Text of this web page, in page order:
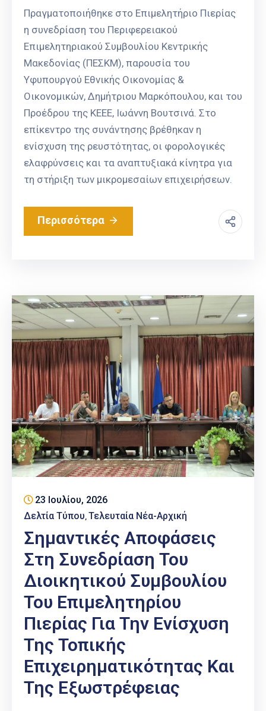
Πραγματοποιήθηκε στο Επιμελητήριο Πιερίας
η συνεδρίαση του Περιφερειακού
Επιμελητηριακού Συμβουλίου Κεντρικής
Μακεδονίας (ΠΕΣΚΜ), παρουσία του
Υφυπουργού Εθνικής Οικονομίας &
Οικονομικών, Δημήτριου Μαρκόπουλου, και του
Προέδρου της ΚΕΕΕ, Ιωάννη Βουτσινά. Στο
επίκεντρο της συνάντησης βρέθηκαν η
ενίσχυση της ρευστότητας, οι φορολογικές
ελαφρύνσεις και τα αναπτυξιακά κίνητρα για
τη στήριξη των μικρομεσαίων επιχειρήσεων.
Περισσότερα
23 Ιουλίου, 2026
Δελτία Τύπου‚ Τελευταία Νέα-Αρχική
Σημαντικές Αποφάσεις
Στη Συνεδρίαση Του
Διοικητικού Συμβουλίου
Του Επιμελητηρίου
Πιερίας Για Την Ενίσχυση
Της Τοπικής
Επιχειρηματικότητας Και
Της Εξωστρέφειας